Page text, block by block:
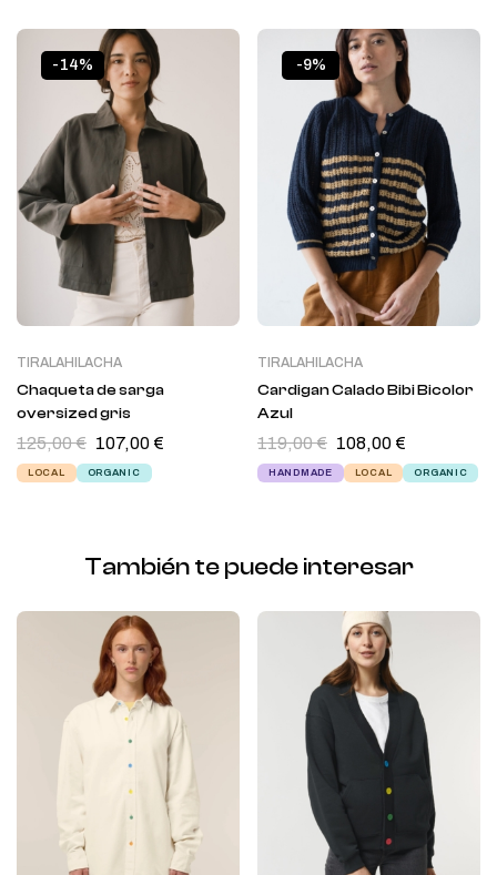
-14%
TIRALAHILACHA
Chaqueta de sarga
oversized gris
125,00€ 107,00€
LOCAL ORGANIC
-9%
TIRALAHILACHA
Cardigan Calado Bibi Bicolor
Azul
119,00€ 108,00€
HANDMADE LOCAL ORGANIC
También te puede interesar